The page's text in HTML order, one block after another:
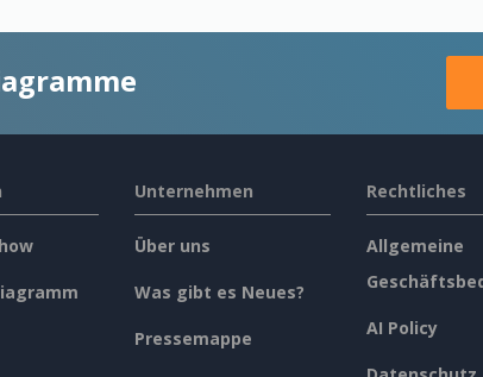
Unternehmen
Über uns
Was gibt es Neues?
Pressemappe
Rechtliches
Allgemeine
AI Policy